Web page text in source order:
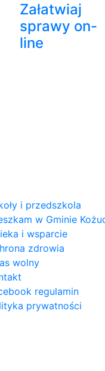
Załatwiaj
sprawy on-
line
i przedszkola
w Gminie
i wsparcie
zdrowia
wolny
regulamin
prywatności